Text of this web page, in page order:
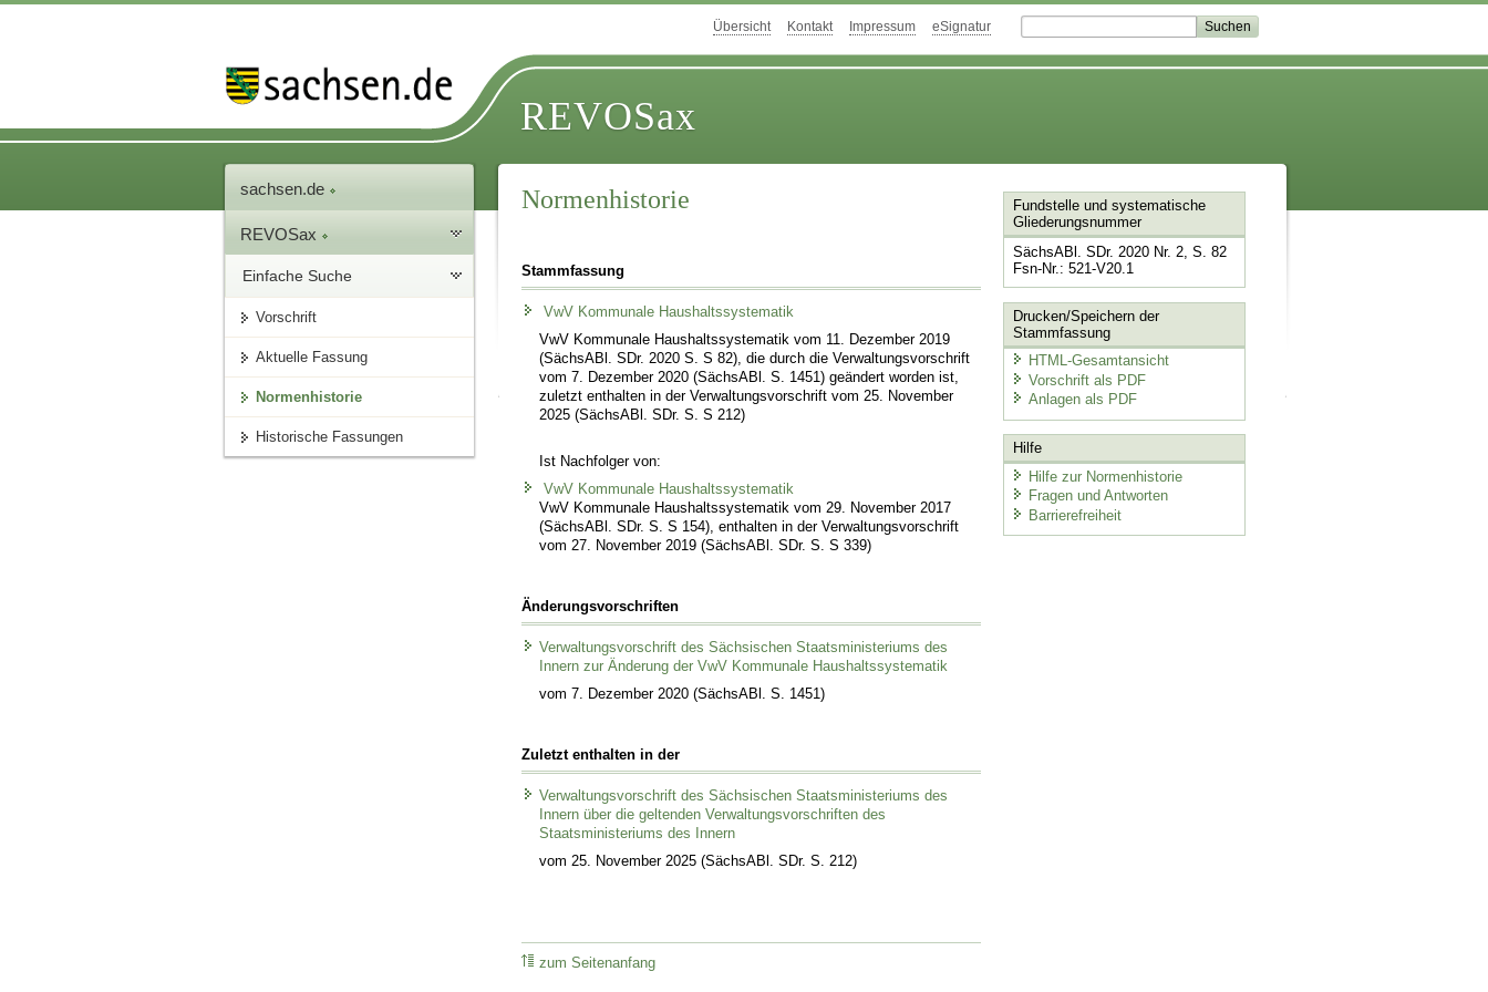
Übersicht Kontakt Impressum eSignatur
REVOSax
sachsen.de
REVOSax
Einfache Suche
Vorschrift
Aktuelle Fassung
Normenhistorie
Historische Fassungen
Normenhistorie
Stammfassung
VwV Kommunale Haushaltssystematik
VwV Kommunale Haushaltssystematik vom 11. Dezember 2019
(SächsABl. SDr. 2020 S. S 82), die durch die Verwaltungsvorschrift
vom 7. Dezember 2020 (SächsABl. S. 1451) geändert worden ist,
zuletzt enthalten in der Verwaltungsvorschrift vom 25. November
2025 (SächsABl. SDr. S. S 212)
Ist Nachfolger von:
VwV Kommunale Haushaltssystematik
VwV Kommunale Haushaltssystematik vom 29. November 2017
(SächsABl. SDr. S. S 154), enthalten in der Verwaltungsvorschrift
vom 27. November 2019 (SächsABl. SDr. S. S 339)
Änderungsvorschriften
Verwaltungsvorschrift des Sächsischen Staatsministeriums des
Innern zur Änderung der VwV Kommunale Haushaltssystematik
vom 7. Dezember 2020 (SächsABl. S. 1451)
Zuletzt enthalten in der
Verwaltungsvorschrift des Sächsischen Staatsministeriums des
Innern über die geltenden Verwaltungsvorschriften des
Staatsministeriums des Innern
vom 25. November 2025 (SächsABl. SDr. S. 212)
zum Seitenanfang
Fundstelle und systematische
Gliederungsnummer
SächsABl. SDr. 2020 Nr. 2, S. 82
Fsn-Nr.: 521-V20.1
Drucken/Speichern der
Stammfassung
HTML-Gesamtansicht
Vorschrift als PDF
Anlagen als PDF
Hilfe
Hilfe zur Normenhistorie
Fragen und Antworten
Barrierefreiheit